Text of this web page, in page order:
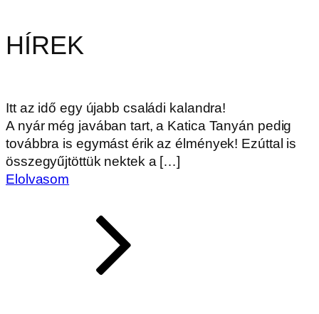
HÍREK
Itt az idő egy újabb családi kalandra!
A nyár még javában tart, a Katica Tanyán pedig
továbbra is egymást érik az élmények! Ezúttal is
összegyűjtöttük nektek a […]
Elolvasom